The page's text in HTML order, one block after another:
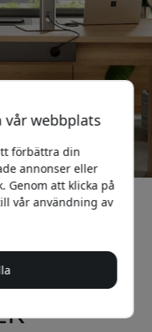
pris
vår webbplats
förbättra din
annonser eller
Genom att klicka på
vår användning av